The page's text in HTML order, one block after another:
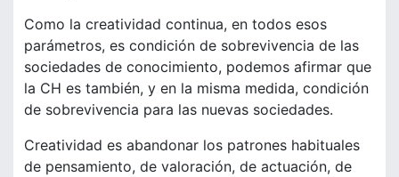
Como la creatividad continua, en todos esos
parámetros, es condición de sobrevivencia de las
sociedades de conocimiento, podemos afirmar que
la CH es también, y en la misma medida, condición
de sobrevivencia para las nuevas sociedades.
Creatividad es abandonar los patrones habituales
de pensamiento, de valoración, de actuación, de